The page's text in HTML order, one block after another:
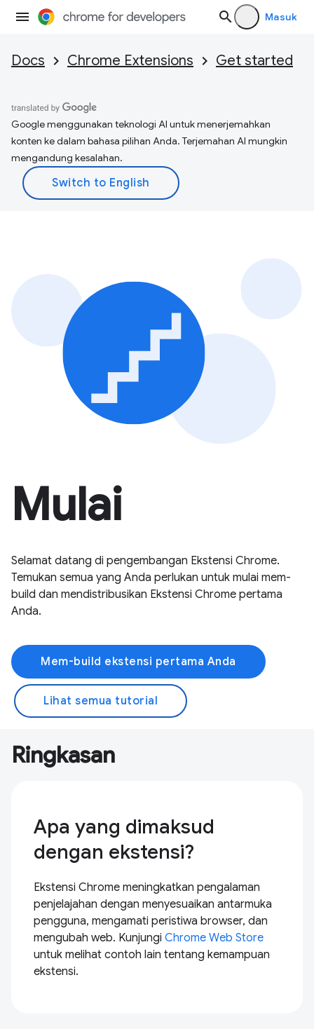
Masuk
Docs Chrome Extensions Get started
Google menggunakan teknologi AI untuk menerjemahkan
konten ke dalam bahasa pilihan Anda. Terjemahan AI mungkin
mengandung kesalahan.
Mulai
Selamat datang di pengembangan Ekstensi Chrome.
Temukan semua yang Anda perlukan untuk mulai mem-
build dan mendistribusikan Ekstensi Chrome pertama
Anda.
Mem-build ekstensi pertama Anda
Lihat semua tutorial
Ringkasan
Apa yang dimaksud
dengan ekstensi?
Ekstensi Chrome meningkatkan pengalaman
penjelajahan dengan menyesuaikan antarmuka
pengguna, mengamati peristiwa browser, dan
mengubah web. Kunjungi Chrome Web Store
untuk melihat contoh lain tentang kemampuan
ekstensi.